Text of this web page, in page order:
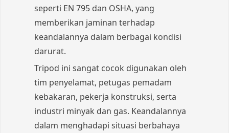
seperti EN 795 dan OSHA, yang
memberikan jaminan terhadap
keandalannya dalam berbagai kondisi
darurat.
Tripod ini sangat cocok digunakan oleh
tim penyelamat, petugas pemadam
kebakaran, pekerja konstruksi, serta
industri minyak dan gas. Keandalannya
dalam menghadapi situasi berbahaya